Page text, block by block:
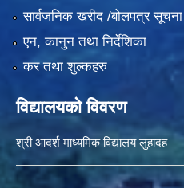
सार्वजनिक खरीद /बोलपत्र सूचना
एन, कानुन तथा निर्देशिका
कर तथा शुल्कहरु
विद्यालयको विवरण
श्री आदर्श माध्यमिक विद्यालय लुहादह